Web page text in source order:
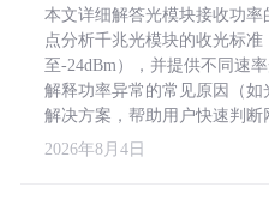
本文详细解答光模块接收功
点分析千兆光模块的收光标准
至-24dBm），并提供不同速
解释功率异常的常见原因（如
解决方案，帮助用户快速判断
2026年8月4日